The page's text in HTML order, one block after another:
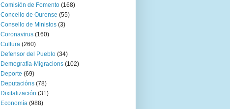
Comisión de Fomento (168)
Concello de Ourense (55)
Consello de Ministos (3)
Coronavirus (160)
Cultura (260)
Defensor del Pueblo (34)
Demografía-Migracions (102)
Deporte (69)
Deputacións (78)
Dixitalización (31)
Economía (988)